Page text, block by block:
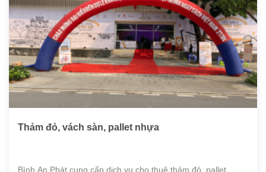
Thảm đỏ, vách sàn, pallet nhựa
Bình An Phát cung cấp dịch vụ cho thuê thảm đỏ, pallet